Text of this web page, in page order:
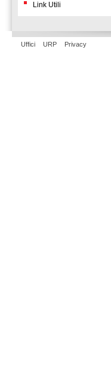
Link Utili
Uffici URP Privacy